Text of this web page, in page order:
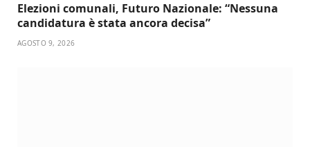
Elezioni comunali, Futuro Nazionale: “Nessuna
candidatura è stata ancora decisa”
AGOSTO 9, 2026